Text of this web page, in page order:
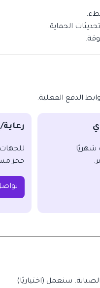
الحماية.
الدفع الفعلية.
شهريًا
حجز
سنعمل (اختياريًا)